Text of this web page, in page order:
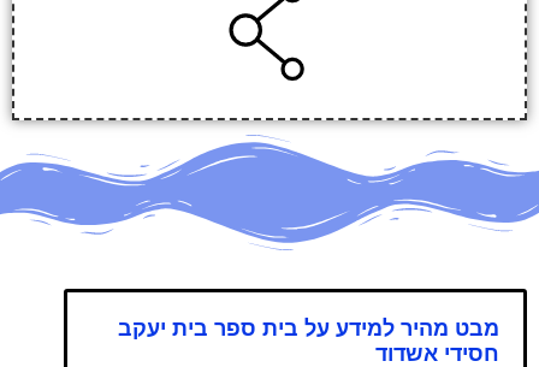
מבט מהיר למידע על בית ספר בית יעקב
חסידי אשדוד